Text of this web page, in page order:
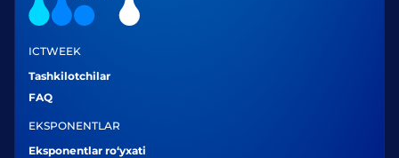
ICTWEEK
Tashkilotchilar
FAQ
EKSPONENTLAR
Eksponentlar ro‘yxati